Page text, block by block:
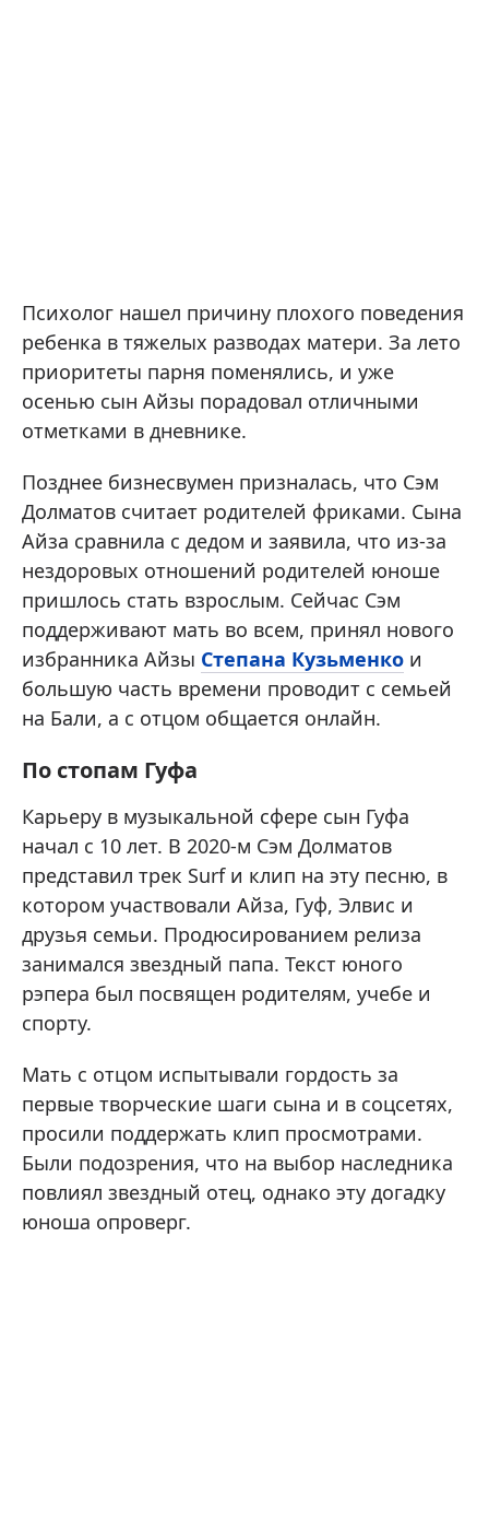
Психолог нашел причину плохого поведения
ребенка в тяжелых разводах матери. За лето
приоритеты парня поменялись, и уже
осенью сын Айзы порадовал отличными
отметками в дневнике.
Позднее бизнесвумен призналась, что Сэм
Долматов считает родителей фриками. Сына
Айза сравнила с дедом и заявила, что из-за
нездоровых отношений родителей юноше
пришлось стать взрослым. Сейчас Сэм
поддерживают мать во всем, принял нового
избранника Айзы Степана Кузьменко и
большую часть времени проводит с семьей
на Бали, а с отцом общается онлайн.
По стопам Гуфа
Карьеру в музыкальной сфере сын Гуфа
начал с 10 лет. В 2020-м Сэм Долматов
представил трек Surf и клип на эту песню, в
котором участвовали Айза, Гуф, Элвис и
друзья семьи. Продюсированием релиза
занимался звездный папа. Текст юного
рэпера был посвящен родителям, учебе и
спорту.
Мать с отцом испытывали гордость за
первые творческие шаги сына и в соцсетях,
просили поддержать клип просмотрами.
Были подозрения, что на выбор наследника
повлиял звездный отец, однако эту догадку
юноша опроверг.